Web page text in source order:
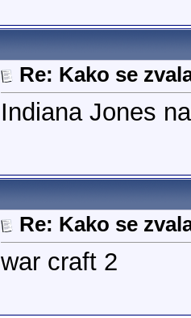
Re: Kako se
Indiana Jones
Re: Kako se
war craft 2